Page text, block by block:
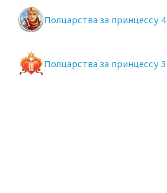
Полцарства за принцессу 4
Полцарства за принцессу 3